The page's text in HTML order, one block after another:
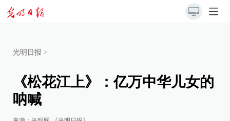
光明日报 >
《松花江上》：亿万中华儿女的
呐喊